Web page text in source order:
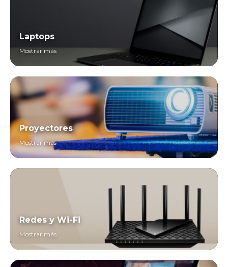
Laptops
Mostrar más
Proyectores
Mostrar más
Redes y Wi-Fi
Mostrar más